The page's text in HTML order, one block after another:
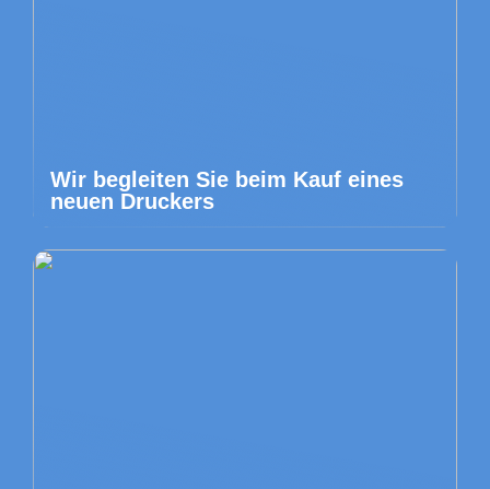
Wir begleiten Sie beim Kauf eines
neuen Druckers